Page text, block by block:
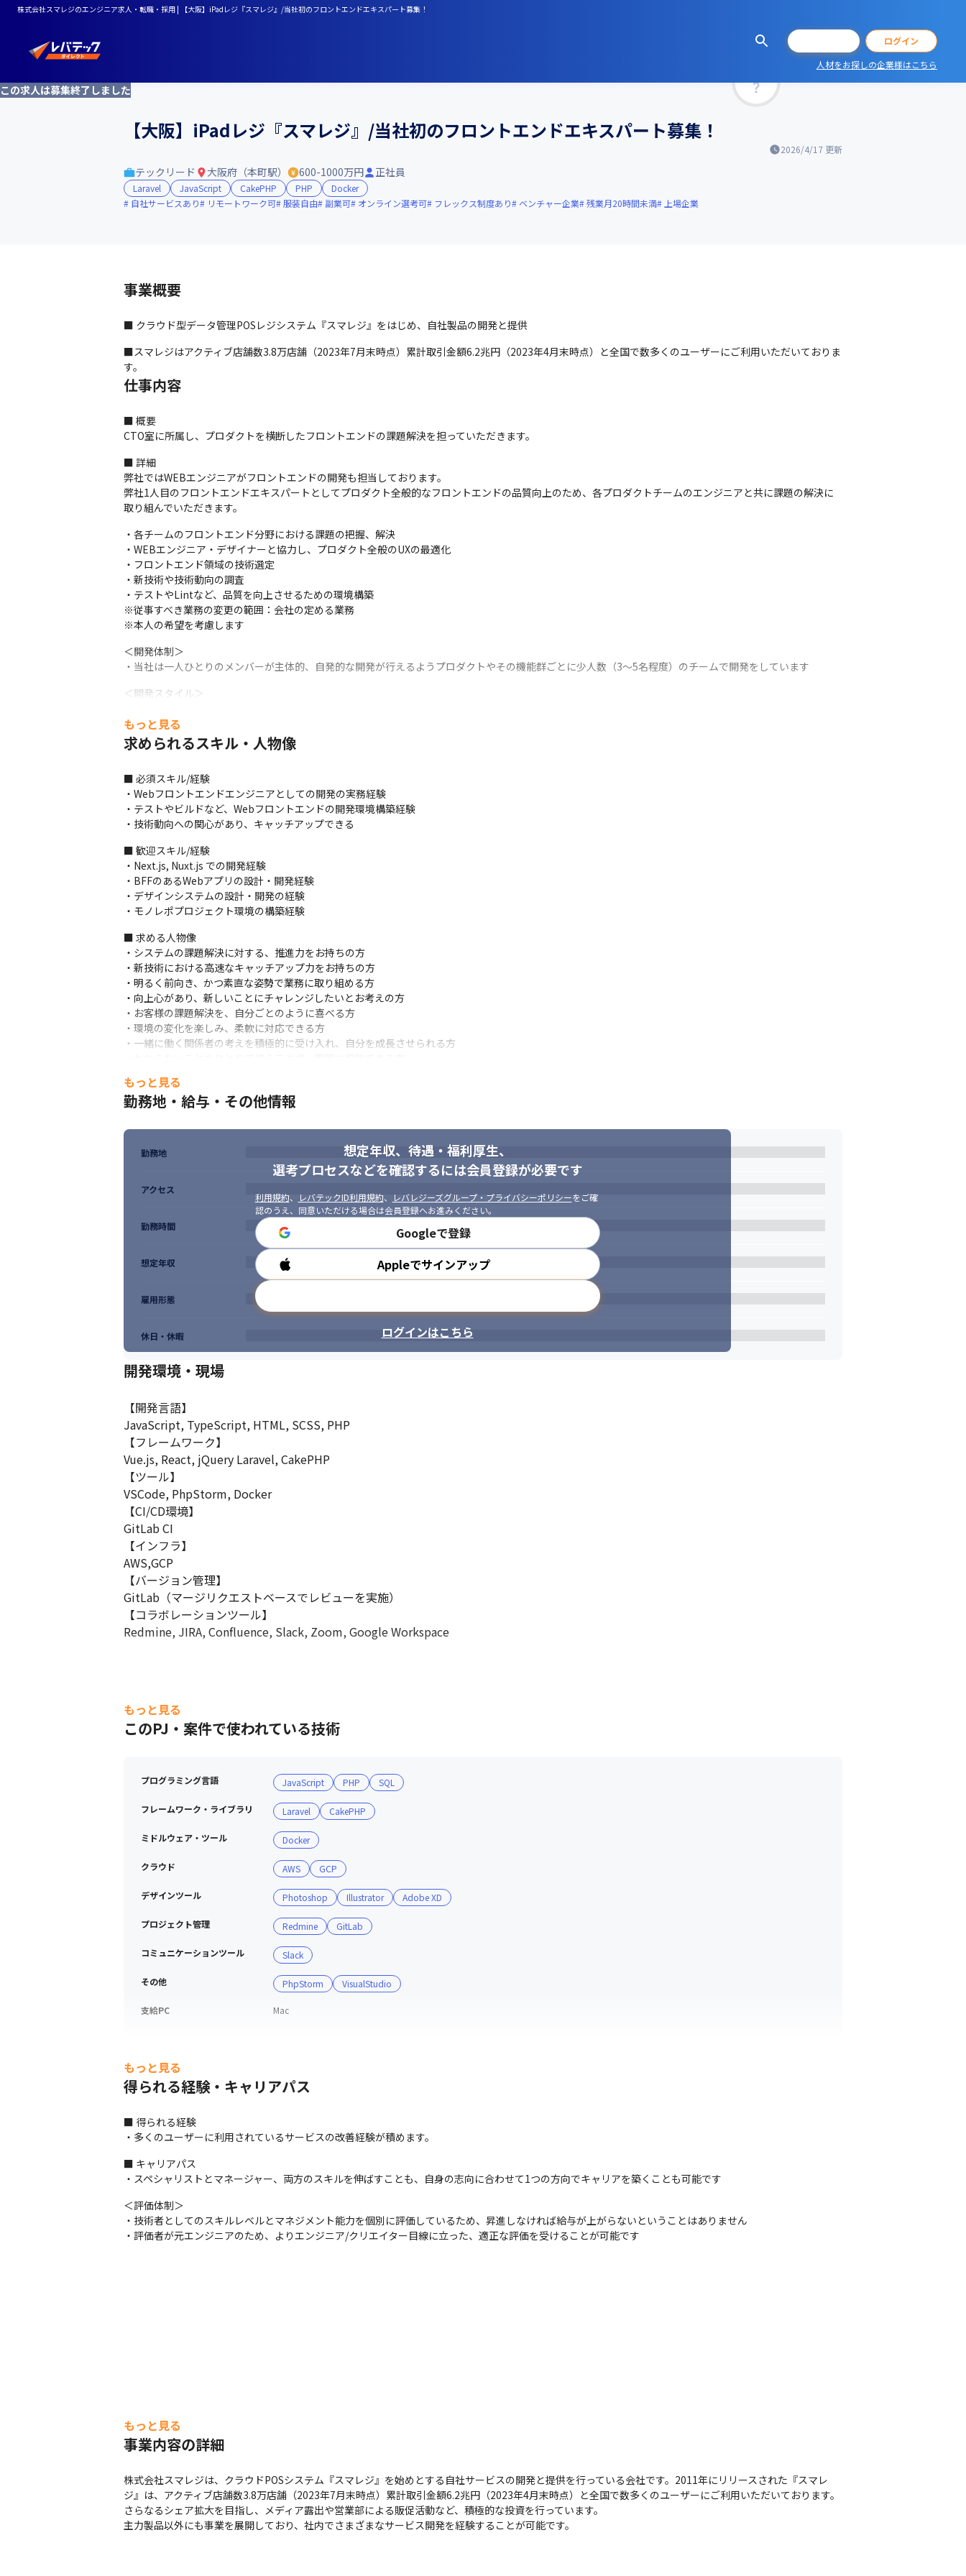
株式会社スマレジのエンジニア求人・転職・採用 | 【大阪】iPadレジ『スマレジ』/当社初のフロントエンドエキスパート募集！
ログイン
人材をお探しの企業様はこちら
この求人は募集終了しました
【大阪】iPadレジ『スマレジ』/当社初のフロントエンドエキスパート募集！
2026/4/17 更新
テックリード 大阪府（本町駅） 600-1000万円 正社員
Laravel JavaScript CakePHP PHP
Docker
自社サービスあり
リモートワーク可 服装自由 副業可 オンライン選考可 フレックス制度あり ベンチャー企業 残業月20時間未満 上場企業
事業概要
■ クラウド型データ管理POSレジシステム『スマレジ』をはじめ、自社製品の開発と提供
■スマレジはアクティブ店舗数3.8万店舗（2023年7月末時点）累計取引金額6.2兆円（2023年4月末時点）と全国で数多くのユーザーにご利用いただいておりま
す。
仕事内容
■ 概要
CTO室に所属し、プロダクトを横断したフロントエンドの課題解決を担っていただきます。
■ 詳細
弊社ではWEBエンジニアがフロントエンドの開発も担当しております。
弊社1人目のフロントエンドエキスパートとしてプロダクト全般的なフロントエンドの品質向上のため、各プロダクトチームのエンジニアと共に課題の解決に
取り組んでいただきます。
・各チームのフロントエンド分野における課題の把握、解決
・WEBエンジニア・デザイナーと協力し、プロダクト全般のUXの最適化
・フロントエンド領域の技術選定
・新技術や技術動向の調査
・テストやLintなど、品質を向上させるための環境構築
※従事すべき業務の変更の範囲：会社の定める業務
※本人の希望を考慮します
＜開発体制＞
・当社は一人ひとりのメンバーが主体的、自発的な開発が行えるようプロダクトやその機能群ごとに少人数（3～5名程度）のチームで開発をしています
＜開発スタイル＞
・完成したソースコードはすべてレビューを通した後にマージしています
＜一日の流れ＞
11:00：案件の進捗確認
12:00：ランチ
13:00：ミーティング
19:00：退社
■ この仕事の面白み、魅力
・成長フェーズにある自社プロダクトの開発に携わることができます
・副業を推奨するカルチャーの中で、さまざまな角度でスキルアップ、キャリアアップを図ることが可能です
・代表が元エンジニアのため、適正な指示や評価を受けられる環境で働けます
もっと見る
求められるスキル・人物像
■ 必須スキル/経験
・Webフロントエンドエンジニアとしての開発の実務経験
・テストやビルドなど、Webフロントエンドの開発環境構築経験
・技術動向への関心があり、キャッチアップできる
■ 歓迎スキル/経験
・Next.js, Nuxt.js での開発経験
・BFFのあるWebアプリの設計・開発経験
・デザインシステムの設計・開発の経験
・モノレポプロジェクト環境の構築経験
■ 求める人物像
・システムの課題解決に対する、推進力をお持ちの方
・新技術における高速なキャッチアップ力をお持ちの方
・明るく前向き、かつ素直な姿勢で業務に取り組める方
・向上心があり、新しいことにチャレンジしたいとお考えの方
・お客様の課題解決を、自分ごとのように喜べる方
・環境の変化を楽しみ、柔軟に対応できる方
・一緒に働く関係者の考えを積極的に受け入れ、自分を成長させられる方
・プライベートの時間や、家族を大切にした働き方をしたい方
・自発的に考え、行動できる方
もっと見る
勤務地・給与・その他情報
想定年収、待遇・福利厚生、
選考プロセスなどを確認するには会員登録が必要です
利用規約、 レバテックID利用規約、 レバレジーズグループ・プライバシーポリシーをご確
認のうえ、同意いただける場合は会員登録へお進みください。
Googleで登録
Appleでサインアップ
ログインはこちら
勤務地
アクセス
勤務時間
想定年収
雇用形態
休日・休暇
開発環境・現場
【開発言語】
JavaScript, TypeScript, HTML, SCSS, PHP
【フレームワーク】
Vue.js, React, jQuery Laravel, CakePHP
【ツール】
VSCode, PhpStorm, Docker
【CI/CD環境】
GitLab CI
【インフラ】
AWS,GCP
【バージョン管理】
GitLab（マージリクエストベースでレビューを実施）
【コラボレーションツール】
Redmine, JIRA, Confluence, Slack, Zoom, Google Workspace
もっと見る
このPJ・案件で使われている技術
プログラミング言語 JavaScript PHP SQL
フレームワーク・ライブラリ Laravel CakePHP
ミドルウェア・ツール Docker
クラウド AWS GCP
デザインツール Photoshop Illustrator Adobe XD
プロジェクト管理 Redmine GitLab
コミュニケーションツール Slack
その他 PhpStorm VisualStudio
支給PC Mac
もっと見る
得られる経験・キャリアパス
■ 得られる経験
・多くのユーザーに利用されているサービスの改善経験が積めます。
■ キャリアパス
・スペシャリストとマネージャー、両方のスキルを伸ばすことも、自身の志向に合わせて1つの方向でキャリアを築くことも可能です
＜評価体制＞
・技術者としてのスキルレベルとマネジメント能力を個別に評価しているため、昇進しなければ給与が上がらないということはありません
・評価者が元エンジニアのため、よりエンジニア/クリエイター目線に立った、適正な評価を受けることが可能です
もっと見る
事業内容の詳細
株式会社スマレジは、クラウドPOSシステム『スマレジ』を始めとする自社サービスの開発と提供を行っている会社です。2011年にリリースされた『スマレ
ジ』は、アクティブ店舗数3.8万店舗（2023年7月末時点）累計取引金額6.2兆円（2023年4月末時点）と全国で数多くのユーザーにご利用いただいております。
さらなるシェア拡大を目指し、メディア露出や営業部による販促活動など、積極的な投資を行っています。
主力製品以外にも事業を展開しており、社内でさまざまなサービス開発を経験することが可能です。